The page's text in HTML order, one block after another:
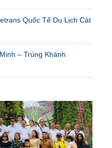
Quốc Tế Du Lịch Cát
– Trùng Khánh